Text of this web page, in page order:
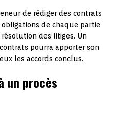
de rédiger des contrats
de chaque partie
des litiges. Un
pourra apporter son
les accords conclus.
un procès